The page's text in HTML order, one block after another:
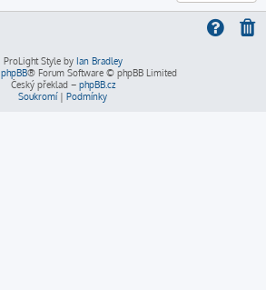
ProLight Style by Ian Bradley
phpBB® Forum Software © phpBB Limited
Český překlad – phpBB.cz
Soukromí| Podmínky